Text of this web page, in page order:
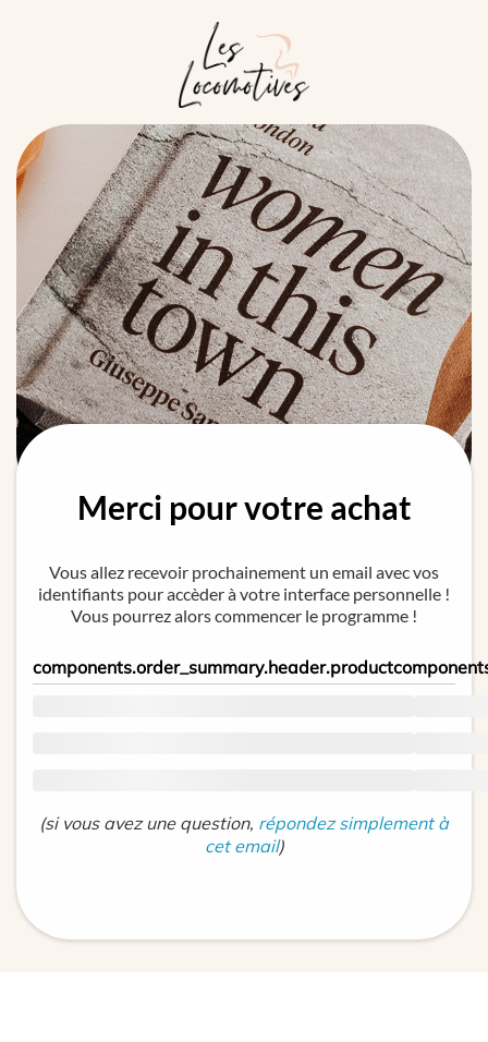
Merci pour votre achat
Vous allez recevoir prochainement un email avec vos
identifiants pour accèder à votre interface personnelle !
Vous pourrez alors commencer le programme !
components.order_summary.header.product
(si vous avez une question, répondez simplement à
cet email)